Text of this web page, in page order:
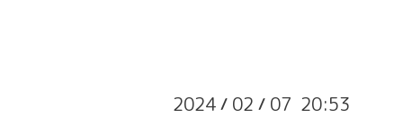
2024 / 02 / 07 20:53